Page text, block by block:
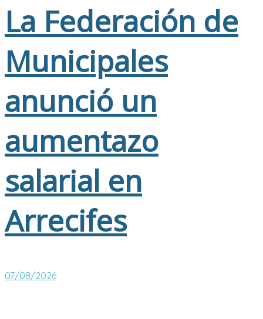
La Federación de
Municipales
anunció un
aumentazo
salarial en
Arrecifes
07/08/2026